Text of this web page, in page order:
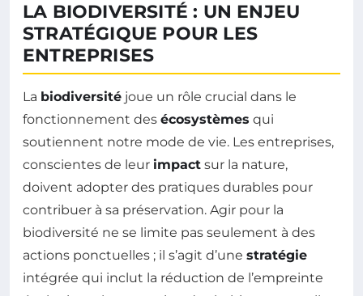
LA BIODIVERSITÉ : UN ENJEU
STRATÉGIQUE POUR LES
ENTREPRISES
La biodiversité joue un rôle crucial dans le
fonctionnement des écosystèmes qui
soutiennent notre mode de vie. Les entreprises,
conscientes de leur impact sur la nature,
doivent adopter des pratiques durables pour
contribuer à sa préservation. Agir pour la
biodiversité ne se limite pas seulement à des
actions ponctuelles ; il s’agit d’une stratégie
intégrée qui inclut la réduction de l’empreinte